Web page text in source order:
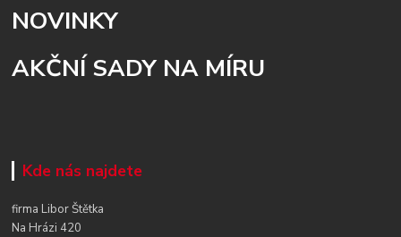
NOVINKY
AKČNÍ SADY NA MÍRU
Kde nás najdete
firma Libor Štětka
Na Hrázi 420